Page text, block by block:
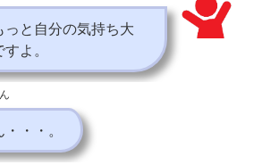
っと自分の気持ち大
よ。
・・・。